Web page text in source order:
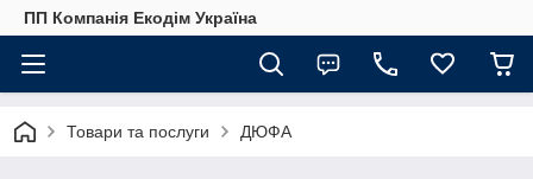
ПП Компанія Екодім Україна
Товари та послуги ДЮФА